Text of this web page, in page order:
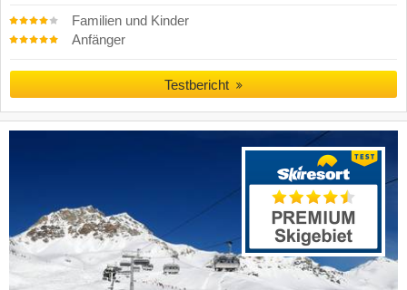
Familien und Kinder
Anfänger
Testbericht